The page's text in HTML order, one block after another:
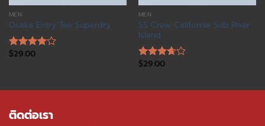
MEN
Osaka Entry Tee Superdry
Rated
$29.00
MEN
SS Crew California Sub River
Island
Rated
$29.00
ติดต่อเรา